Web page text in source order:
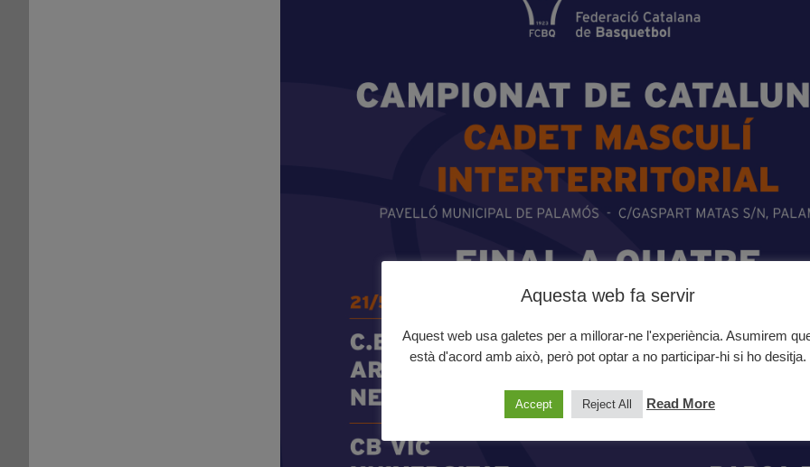
Aquesta web fa servir
Aquest web usa galetes per a millorar-ne l'experiència. Asumirem
està d'acord amb això, però pot optar a no participar-hi si ho desitja.
Accept Reject All Read More